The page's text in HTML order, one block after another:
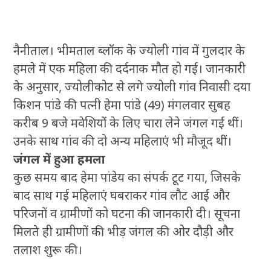
नैनीताल। भीमताल ब्लॉक के ज्योली गांव में गुलदार के
हमले में एक महिला की दर्दनाक मौत हो गई। जानकारी
के अनुसार, ज्योलीकोट से लगे ज्योली गांव निवासी दया
किशन पांडे की पत्नी हेमा पांडे (49) मंगलवार सुबह
करीब 9 बजे मवेशियों के लिए चारा लेने जंगल गई थीं।
उनके साथ गांव की दो अन्य महिलाएं भी मौजूद थीं।
जंगल में हुआ हमला
कुछ समय बाद हेमा पांडेय का संपर्क टूट गया, जिसके
बाद साथ गई महिलाएं घबराकर गांव लौट आईं और
परिजनों व ग्रामीणों को घटना की जानकारी दी। सूचना
मिलते ही ग्रामीणों की भीड़ जंगल की ओर दौड़ी और
तलाश शुरू की।